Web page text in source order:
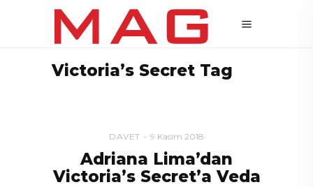
Victoria’s Secret Tag
DAVET 9 Kasım 2018
Adriana Lima’dan
Victoria’s Secret’a Veda